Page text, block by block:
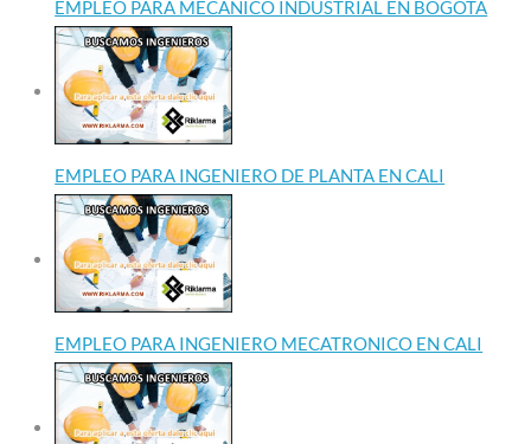
EMPLEO PARA MECANICO INDUSTRIAL EN BOGOTA
EMPLEO PARA INGENIERO DE PLANTA EN CALI
EMPLEO PARA INGENIERO MECATRONICO EN CALI